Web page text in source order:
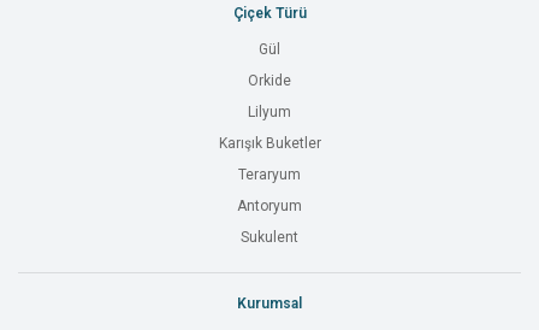
Çiçek Türü
Gül
Orkide
Lilyum
Karışık Buketler
Teraryum
Antoryum
Sukulent
Kurumsal